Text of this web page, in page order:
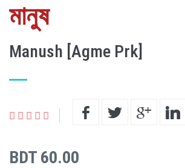
মানুষ
Manush [Agme Prk]
BDT 60.00